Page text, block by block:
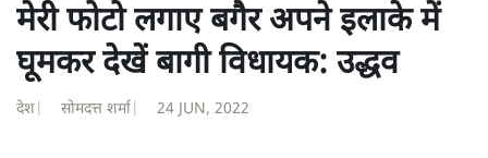
मेरी फोटो लगाए बगैर अपने इलाके में
घूमकर देखें बागी विधायक: उद्धव
देश सोमदत्त शर्मा 24 JUN, 2022